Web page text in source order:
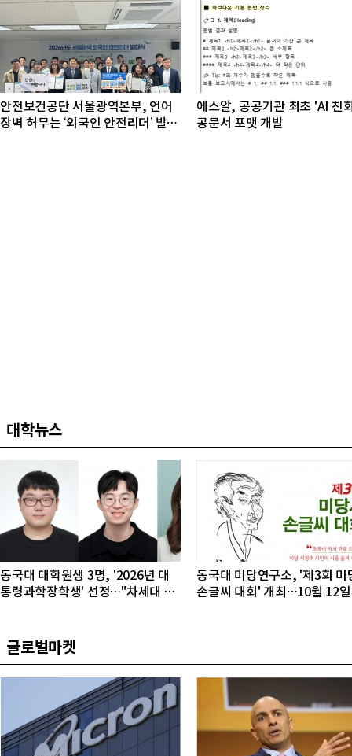
안전보건공단 서울광역본부, 언어
장벽 허무는 ‘외국인 안전리더’ 발대
에스알, 공공기관 최초 'AI 친
공문서 포맷 개발
대학뉴스
동국대 대학원생 3명, '2026년 대
통령과학장학생' 선정…"차세대 연
동국대 미당연구소, '제3회 미
손글씨 대회' 개최…10월 12
글로벌마켓